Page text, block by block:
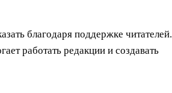
благодаря поддержке читателей.
работать редакции и создавать